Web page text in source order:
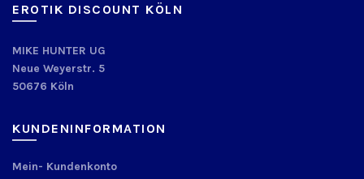
EROTIK DISCOUNT KÖLN
MIKE HUNTER UG
Neue Weyerstr. 5
50676 Köln
KUNDENINFORMATION
Mein- Kundenkonto